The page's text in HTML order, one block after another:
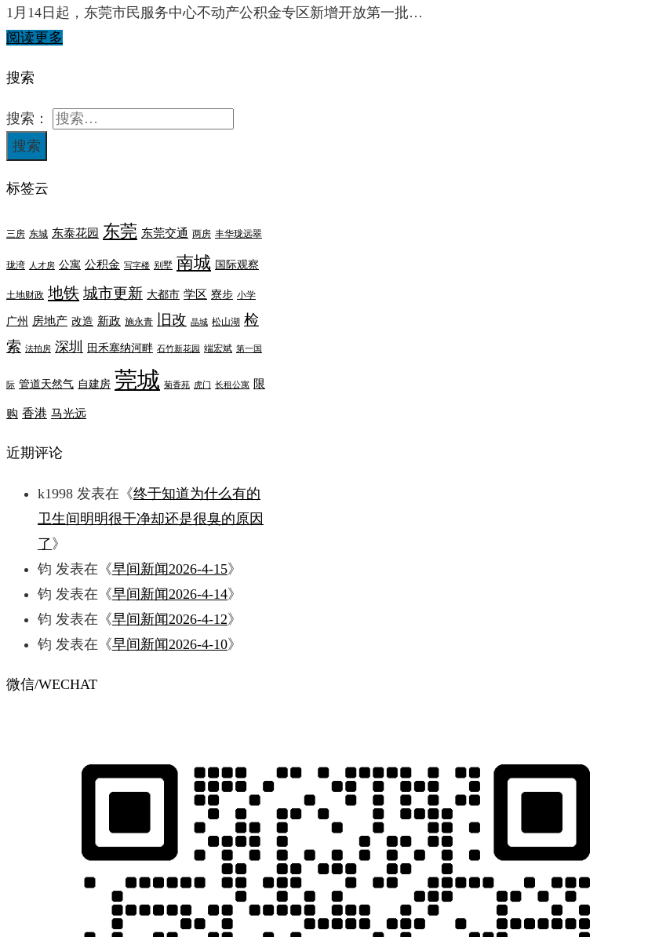
1月14日起，东莞市民服务中心不动产公积金专区新增开放第一批…
阅读更多
搜索
搜索：
标签云
三房 东城 东泰花园 东莞 东莞交通 两房 丰华珑远翠
珑湾 人才房 公寓 公积金 写字楼 别墅 南城 国际观察
土地财政 地铁 城市更新 大都市 学区 寮步 小学
广州 房地产 改造 新政 施永青 旧改 晶城 松山湖 检
索 法拍房 深圳 田禾塞纳河畔 石竹新花园 端宏斌 第一国
际 管道天然气 自建房 莞城 菊香苑 虎门 长租公寓 限
购 香港 马光远
近期评论
k1998 发表在《终于知道为什么有的
卫生间明明很干净却还是很臭的原因
了》
钧 发表在《早间新闻2026-4-15》
钧 发表在《早间新闻2026-4-14》
钧 发表在《早间新闻2026-4-12》
钧 发表在《早间新闻2026-4-10》
微信/WECHAT